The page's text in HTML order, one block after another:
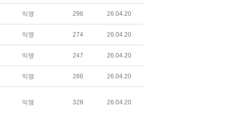
익명 296 26.04.20
익명 274 26.04.20
익명 247 26.04.20
익명 286 26.04.20
익명 328 26.04.20